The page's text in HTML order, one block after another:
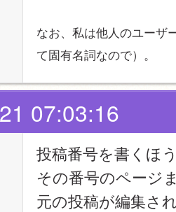
なお、私は他人のユーザ
て固有名詞なので）。
07:03:16
投稿番号を書くほ
その番号のページ
元の投稿が編集さ